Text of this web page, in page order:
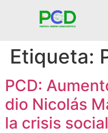
Etiqueta:
PCD:
dio Nicolás
la crisis